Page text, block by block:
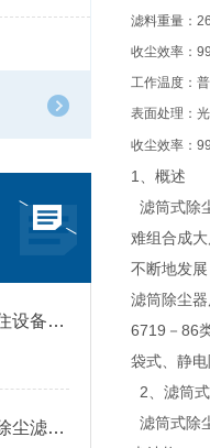
除尘滤芯选型核心技巧，稳住设备除尘工况
材料创新与安全设计：阻燃除尘滤筒技术原理及跨行业应用深析
滤料重量：
收尘效率：
工作温度：
表面处理：
收尘效率：
1、概述
滤筒式除
难组合成
不断地发
滤筒除尘
6719－86
袋式、静
2、滤筒
滤筒式除